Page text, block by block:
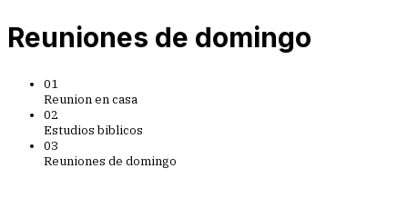
Reuniones de domingo
01
Reunion en casa
02
Estudios biblicos
03
Reuniones de domingo